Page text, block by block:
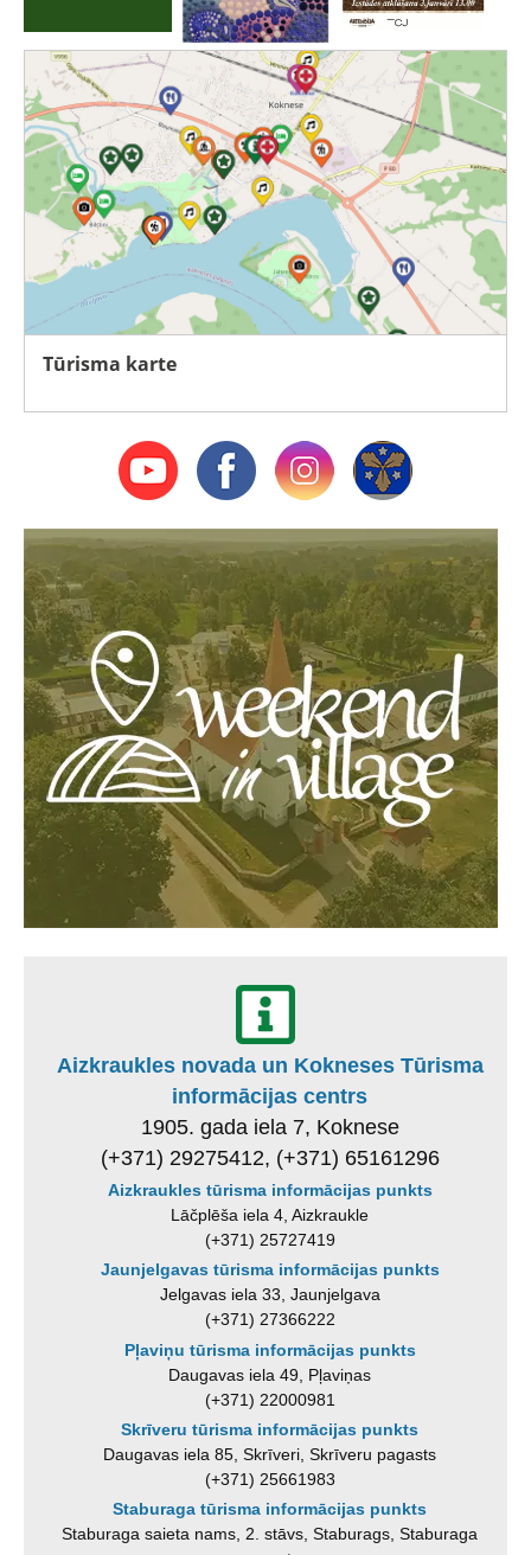
Tūrisma karte
Aizkraukles novada un Kokneses Tūrisma
informācijas centrs
1905. gada iela 7, Koknese
(+371) 29275412, (+371) 65161296
Aizkraukles tūrisma informācijas punkts
Lāčplēša iela 4, Aizkraukle
(+371) 25727419
Jaunjelgavas tūrisma informācijas punkts
Jelgavas iela 33, Jaunjelgava
(+371) 27366222
Pļaviņu tūrisma informācijas punkts
Daugavas iela 49, Pļaviņas
(+371) 22000981
Skrīveru tūrisma informācijas punkts
Daugavas iela 85, Skrīveri, Skrīveru pagasts
(+371) 25661983
Staburaga tūrisma informācijas punkts
Staburaga saieta nams, 2. stāvs, Staburags, Staburaga